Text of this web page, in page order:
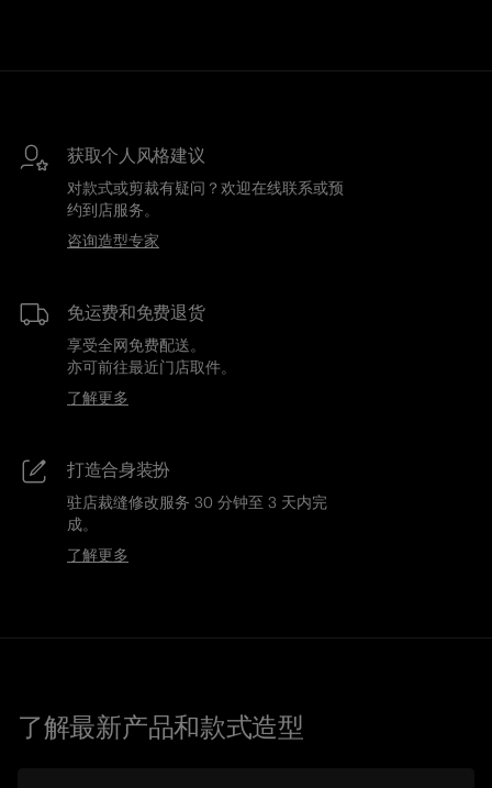
获取个人风格建议
对款式或剪裁有疑问？欢迎在线联系或预
约到店服务。
咨询造型专家
免运费和免费退货
享受全网免费配送。
亦可前往最近门店取件。
了解更多
打造合身装扮
驻店裁缝修改服务 30 分钟至 3 天内完
成。
了解更多
了解最新产品和款式造型